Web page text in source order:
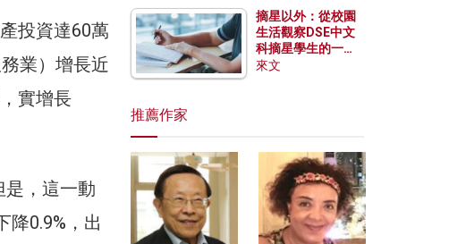
投資達60萬
業）增長近
實增長
是，這一動
降0.9%，出
摘星以外：從校園
生活觀察DSE中文
科摘星學生的一點
特質
來文
推薦作家